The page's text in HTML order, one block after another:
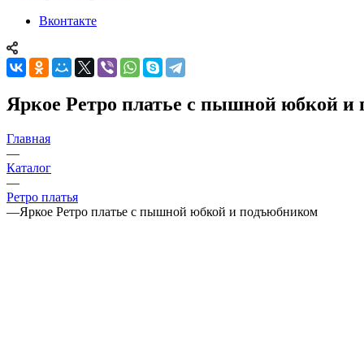
Вконтакте
Яркое Ретро платье с пышной юбкой и
Главная
—
Каталог
—
Ретро платья
—Яркое Ретро платье с пышной юбкой и подъюбником